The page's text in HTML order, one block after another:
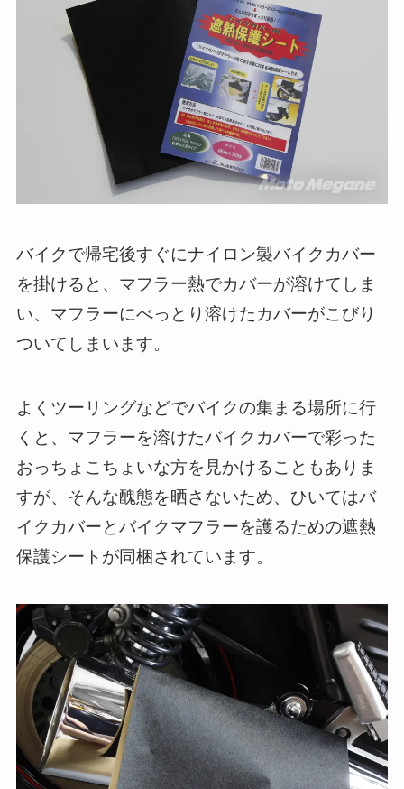
バイクで帰宅後すぐにナイロン製バイクカバー
を掛けると、マフラー熱でカバーが溶けてしま
い、マフラーにべっとり溶けたカバーがこびり
ついてしまいます。
よくツーリングなどでバイクの集まる場所に行
くと、マフラーを溶けたバイクカバーで彩った
おっちょこちょいな方を見かけることもありま
すが、そんな醜態を晒さないため、ひいてはバ
イクカバーとバイクマフラーを護るための遮熱
保護シートが同梱されています。